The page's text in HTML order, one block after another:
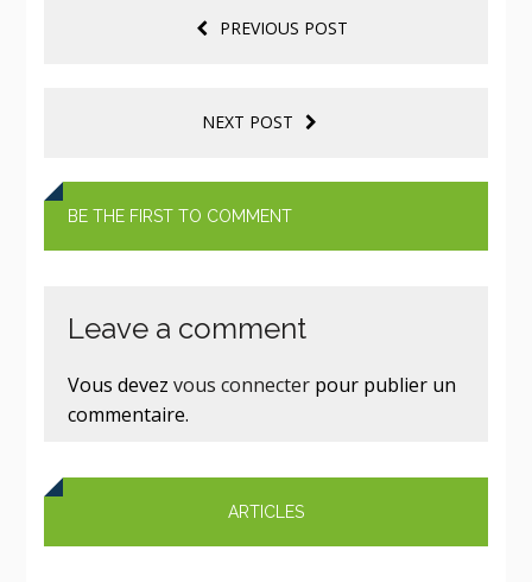
PREVIOUS POST
NEXT POST
BE THE FIRST TO COMMENT
Leave a comment
Vous devez vous connecterpour publier un
commentaire.
ARTICLES